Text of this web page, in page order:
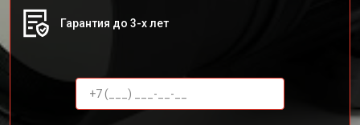
Гарантия до 3-х лет